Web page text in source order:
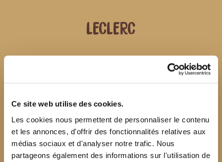
Ce site web utilise des cookies.
Les cookies nous permettent de personnaliser le contenu
et les annonces, d'offrir des fonctionnalités relatives aux
médias sociaux et d'analyser notre trafic. Nous
partageons également des informations sur l'utilisation de
LECLERC